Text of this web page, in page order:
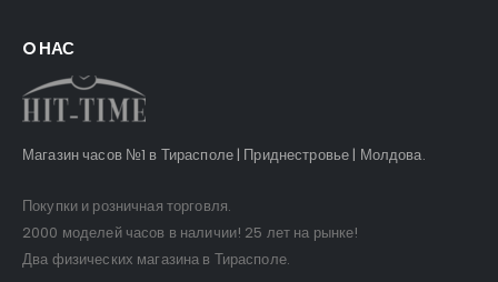
O НАС
Магазин часов №1 в Тирасполе | Приднестровье | Молдова.
Покупки и розничная торговля.
2000 моделей часов в наличии! 25 лет на рынке!
Два физических магазина в Тирасполе.